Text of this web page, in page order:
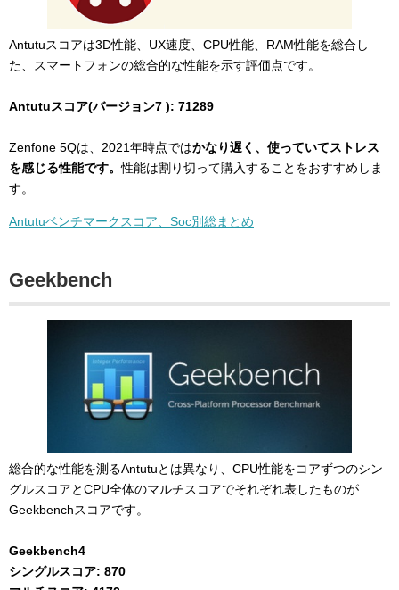
Antutuスコアは3D性能、UX速度、CPU性能、RAM性能を総合し
た、スマートフォンの総合的な性能を示す評価点です。
Antutuスコア(バージョン7 ): 71289
Zenfone 5Qは、2021年時点ではかなり遅く、使っていてストレス
を感じる性能です。性能は割り切って購入することをおすすめしま
す。
Antutuベンチマークスコア、Soc別総まとめ
Geekbench
総合的な性能を測るAntutuとは異なり、CPU性能をコアずつのシン
グルスコアとCPU全体のマルチスコアでそれぞれ表したものが
Geekbenchスコアです。
Geekbench4
シングルスコア: 870